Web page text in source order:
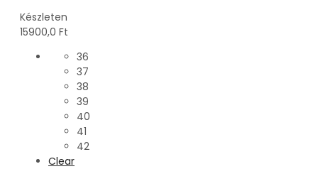
Készleten
15900,0 Ft
36
37
38
39
40
41
42
Clear